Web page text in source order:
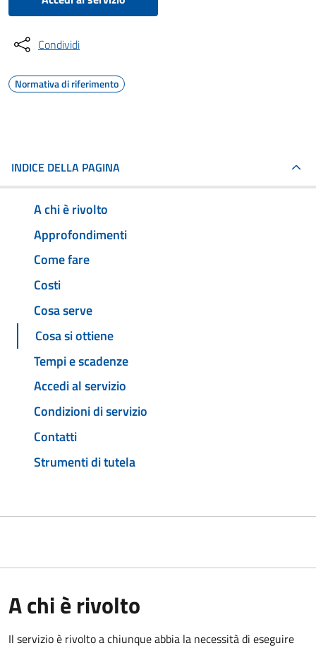
Condividi
Normativa di riferimento
INDICE DELLA PAGINA
A chi è rivolto
Approfondimenti
Come fare
Costi
Cosa serve
Cosa si ottiene
Tempi e scadenze
Accedi al servizio
Condizioni di servizio
Contatti
Strumenti di tutela
A chi è rivolto
Il servizio è rivolto a chiunque abbia la necessità di eseguire